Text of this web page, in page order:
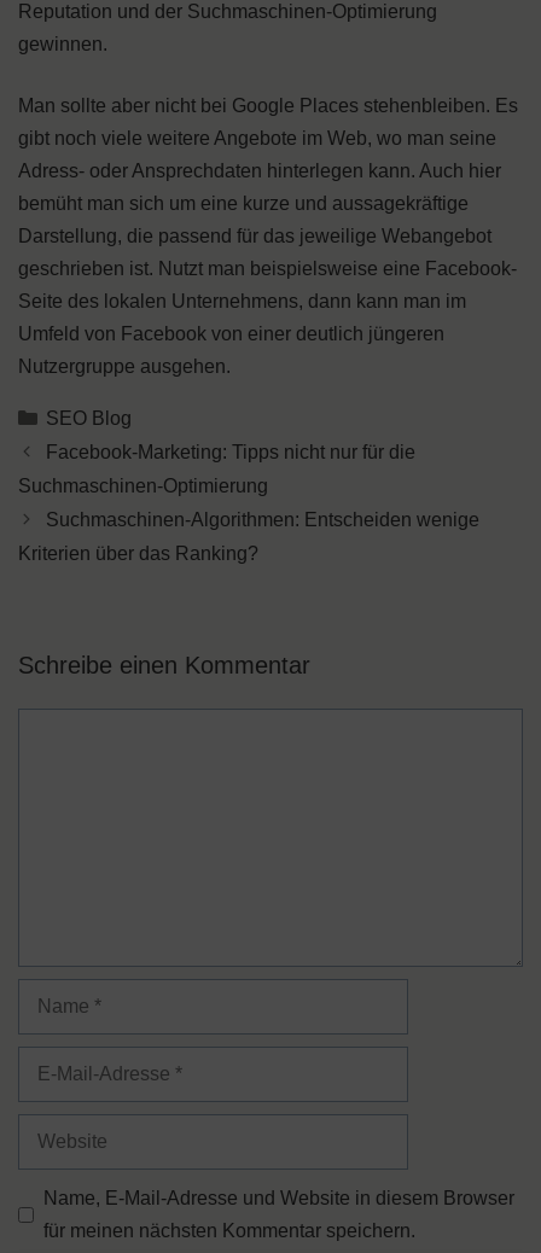
Reputation und der Suchmaschinen-Optimierung
gewinnen.
Man sollte aber nicht bei Google Places stehenbleiben. Es
gibt noch viele weitere Angebote im Web, wo man seine
Adress- oder Ansprechdaten hinterlegen kann. Auch hier
bemüht man sich um eine kurze und aussagekräftige
Darstellung, die passend für das jeweilige Webangebot
geschrieben ist. Nutzt man beispielsweise eine Facebook-
Seite des lokalen Unternehmens, dann kann man im
Umfeld von Facebook von einer deutlich jüngeren
Nutzergruppe ausgehen.
Kategorien
SEO Blog
Facebook-Marketing: Tipps nicht nur für die
Suchmaschinen-Optimierung
Suchmaschinen-Algorithmen: Entscheiden wenige
Kriterien über das Ranking?
Schreibe einen Kommentar
Name
Website
Name, E-Mail-Adresse und Website in diesem Browser
für meinen nächsten Kommentar speichern.